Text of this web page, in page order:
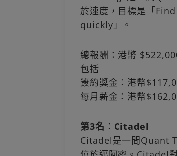
於速度，目標是「
quickly」。
總報酬：港幣
包括
簽約獎金︰港幣
每月薪金：港幣
第3名︰Citadel
Citadel是一間Quant